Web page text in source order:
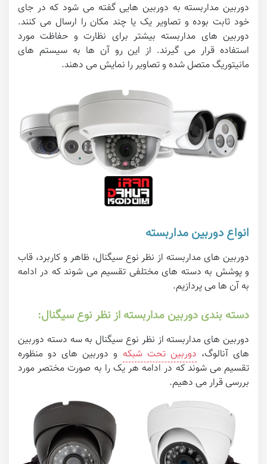
دوربین مداربسته به دوربین هایی گفته می شود که در جای
خود ثابت بوده و تصاویر یک یا چند مکان را ارسال می کنند.
دوربین های مداربسته بیشتر برای نظارت و حفاظت مورد
استفاده قرار می گیرند. از این رو آن ها به سیستم های
مانیتوریگ متصل شده و تصاویر را نمایش می دهند.
انواع دوربین مداربسته
دوربین های مداربسته از نظر نوع سیگنال، ظاهر و کاربرد، قاب
و پوشش به دسته های مختلفی تقسیم می شوند که در ادامه
به آن ها می پردازیم.
دسته بندی دوربین مداربسته از نظر نوع سیگنال:
دوربین های مداربسته از نظر نوع سیگنال به سه دسته دوربین
های آنالوگ، دوربین تحت شبکه و دوربین های دو منظوره
تقسیم می شوند که در ادامه هر یک را به صورت مختصر مورد
بررسی قرار می دهیم.